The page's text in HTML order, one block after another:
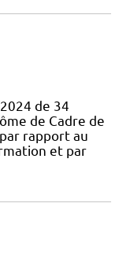
de 34
de Cadre de
rapport au
et par